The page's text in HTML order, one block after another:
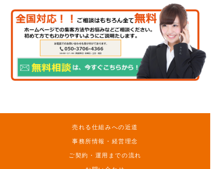
売れる仕組みへの近道
事務所情報・経営理念
ご契約・運用までの流れ